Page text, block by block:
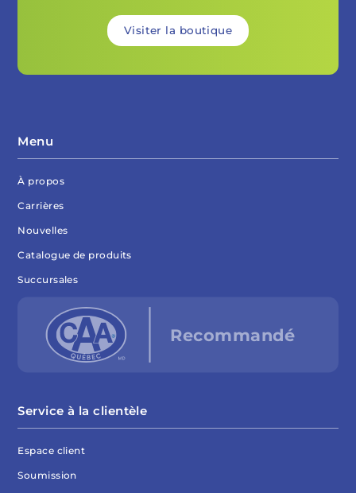
Visiter la boutique
Menu
À propos
Carrières
Nouvelles
Catalogue de produits
Succursales
Service à la clientèle
Espace client
Soumission